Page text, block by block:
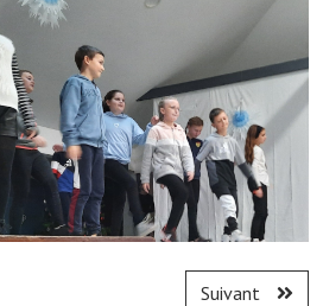
& Le Fressinois
Suivant